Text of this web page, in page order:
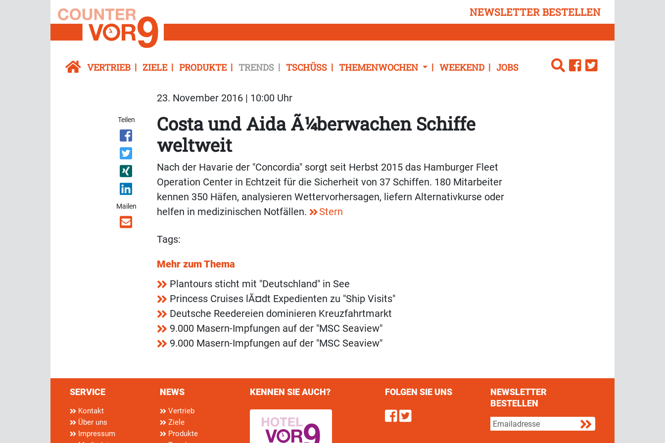
NEWSLETTER BESTELLEN
VERTRIEB ZIELE PRODUKTE TRENDS TSCHÜSS THEMENWOCHEN WEEKEND JOBS
23. November 2016 | 10:00 Uhr
Teilen
Mailen
Costa und Aida Ã¼berwachen Schiffe
weltweit
Nach der Havarie der "Concordia" sorgt seit Herbst 2015 das Hamburger Fleet
Operation Center in Echtzeit für die Sicherheit von 37 Schiffen. 180 Mitarbeiter
kennen 350 Häfen, analysieren Wettervorhersagen, liefern Alternativkurse oder
helfen in medizinischen Notfällen.
Stern
Tags:
Mehr zum Thema
Plantours sticht mit "Deutschland" in See
Princess Cruises lÃ¤dt Expedienten zu "Ship Visits"
Deutsche Reedereien dominieren Kreuzfahrtmarkt
9.000 Masern-Impfungen auf der "MSC Seaview"
9.000 Masern-Impfungen auf der "MSC Seaview"
SERVICE
Kontakt
Über uns
Impressum
NEWS
Vertrieb
Ziele
Produkte
KENNEN SIE AUCH? FOLGEN SIE UNS
Find us on Facebook
Follow us on Twitter
NEWSLETTER
BESTELLEN